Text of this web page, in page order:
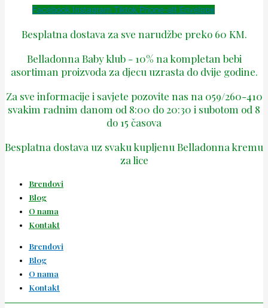
Facebook Instagram Tiktok Phone-alt Envelope
Besplatna dostava za sve narudžbe preko 60 KM.
Belladonna Baby klub - 10% na kompletan bebi
asortiman proizvoda za djecu uzrasta do dvije godine.
Za sve informacije i savjete pozovite nas na 059/260-410
svakim radnim danom od 8:00 do 20:30 i subotom od 8
do 15 časova
Besplatna dostava uz svaku kupljenu Belladonna kremu
za lice
Brendovi
Blog
O nama
Kontakt
Brendovi
Blog
O nama
Kontakt